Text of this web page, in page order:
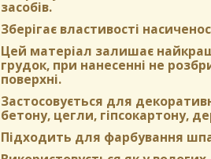
засобів.
Зберігає властивості
Цей матеріал залишає
грудок, при нанесенні не
поверхні.
Застосовується для
бетону, цегли, гіпсокартону,
Підходить для фарбування